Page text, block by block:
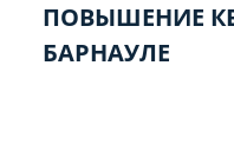
ПОВЫШЕНИЕ
БАРНАУЛЕ